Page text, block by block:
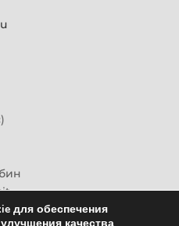
для обеспечения